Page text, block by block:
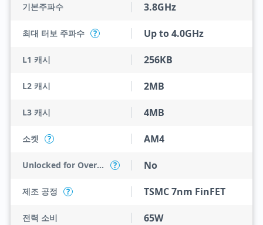
기본주파수 3.8GHz
최대 터보 주파수 ? Up to 4.0GHz
L1 캐시 256KB
L2 캐시 2MB
L3 캐시 4MB
소켓 ? AM4
Unlocked for Overclocking ? No
제조 공정 ? TSMC 7nm FinFET
전력 소비 65W